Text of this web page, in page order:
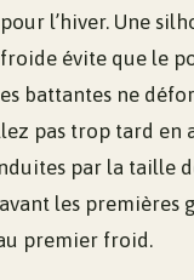
l’hiver. Une
évite que le
battantes ne
pas trop tard en
par la taille
les premières
premier froid.